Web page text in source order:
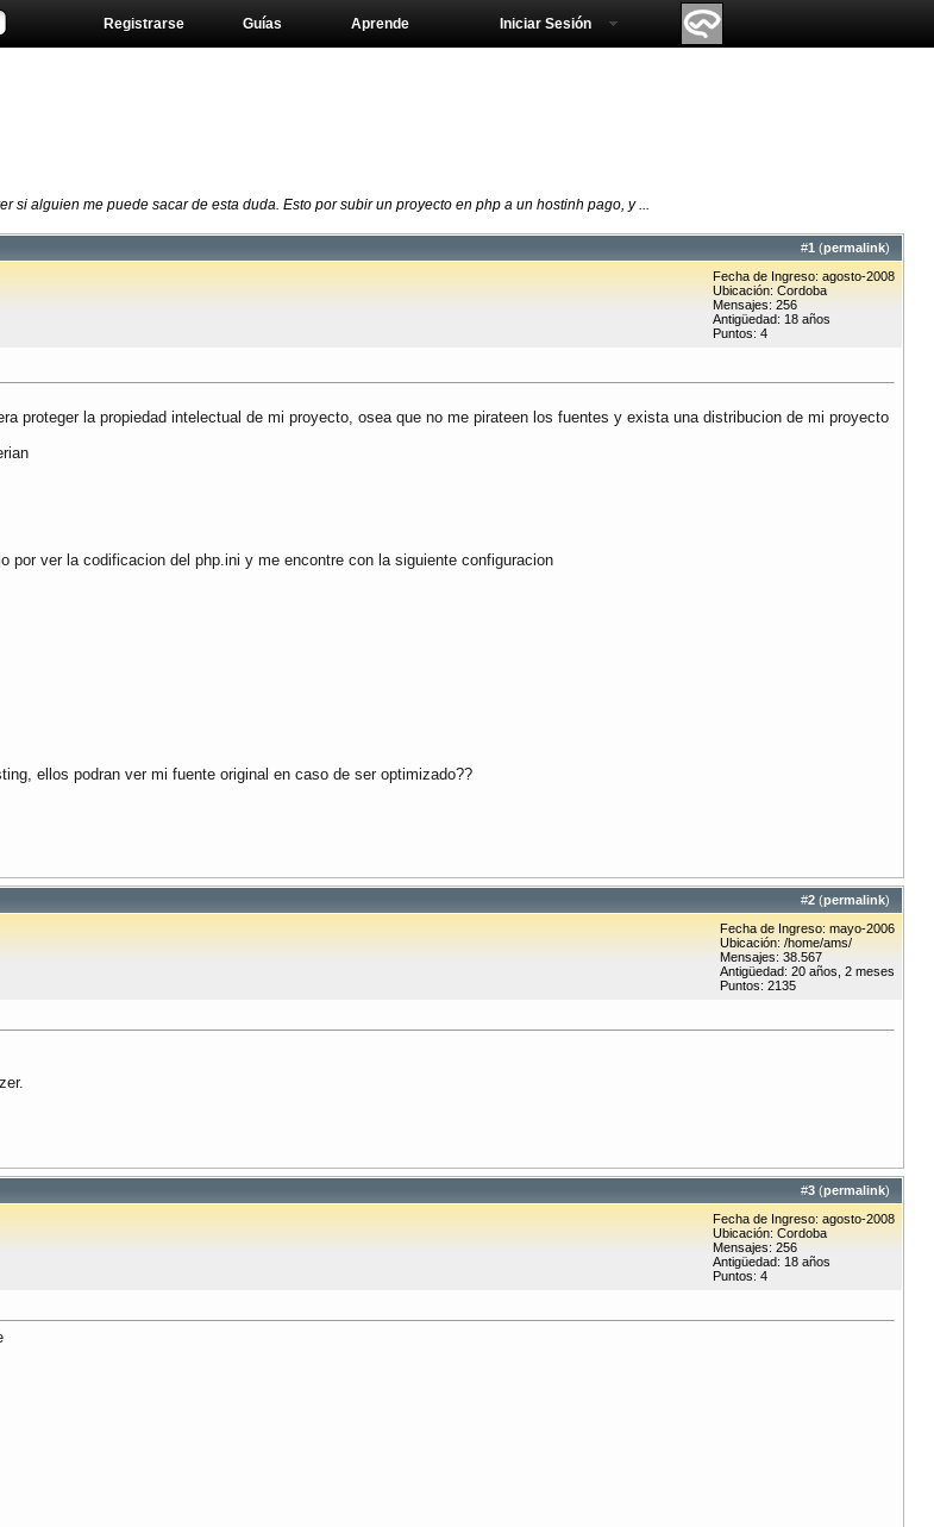
Aprende
Guías
Registrarse Iniciar Sesión
si alguien me puede sacar de esta duda. Esto por subir un proyecto en php a un hostinh pago, y ...
#1 (permalink)
Fecha de Ingreso: agosto-2008
Ubicación: Cordoba
Mensajes: 256
Antigüedad: 18 años
Puntos: 4
proteger la propiedad intelectual de mi proyecto, osea que no me pirateen los fuentes y exista una distribucion de mi proyecto
ver la codificacion del php.ini y me encontre con la siguiente configuracion
ellos podran ver mi fuente original en caso de ser optimizado??
#2 (permalink)
Fecha de Ingreso: mayo-2006
Ubicación: /home/ams/
Mensajes: 38.567
Antigüedad: 20 años, 2 meses
Puntos: 2135
#3 (permalink)
Fecha de Ingreso: agosto-2008
Ubicación: Cordoba
Mensajes: 256
Antigüedad: 18 años
Puntos: 4